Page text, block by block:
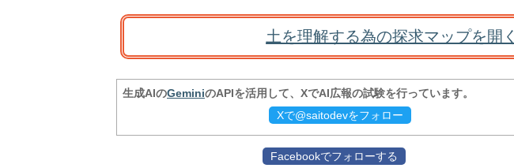
土を理解する為の探求マップを開く
生成AIのGeminiのAPIを活用して、XでAI広報の試験を行っています。
Xで@saitodevをフォロー
Facebookでフォローする